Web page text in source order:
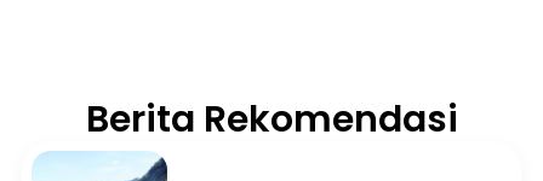
Berita Rekomendasi